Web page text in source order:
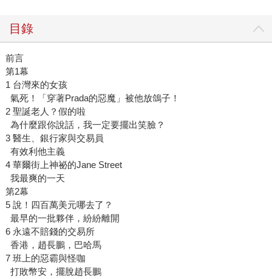
目錄
前言
第1幕
1 台灣來的女孩
氣死！「穿著Prada的惡魔」被他放鴿子！
2 聖誕老人？假的啦
為什麼跟你說話，我一定要擺出笑臉？
3 醫生、銀行家與交易員
有效利他主義
4 華爾街上神祕的Jane Street
我最爽的一天
第2幕
5 說！四百萬美元哪去了？
最早的一批夥伴，紛紛離開
6 永遠不賠錢的交易所
香港，趙長鵬，巴哈馬
7 班上的惡霸與怪咖
打敗幣安，擺脫趙長鵬